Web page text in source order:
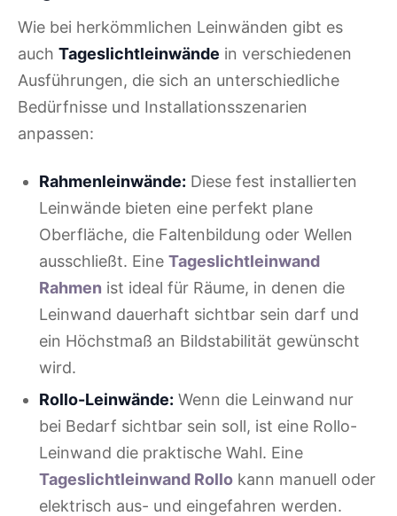
Wie bei herkömmlichen Leinwänden gibt es
auch Tageslichtleinwände in verschiedenen
Ausführungen, die sich an unterschiedliche
Bedürfnisse und Installationsszenarien
anpassen:
Rahmenleinwände: Diese fest installierten
Leinwände bieten eine perfekt plane
Oberfläche, die Faltenbildung oder Wellen
ausschließt. Eine Tageslichtleinwand
Rahmen ist ideal für Räume, in denen die
Leinwand dauerhaft sichtbar sein darf und
ein Höchstmaß an Bildstabilität gewünscht
wird.
Rollo-Leinwände: Wenn die Leinwand nur
bei Bedarf sichtbar sein soll, ist eine Rollo-
Leinwand die praktische Wahl. Eine
Tageslichtleinwand Rollo kann manuell oder
elektrisch aus- und eingefahren werden.